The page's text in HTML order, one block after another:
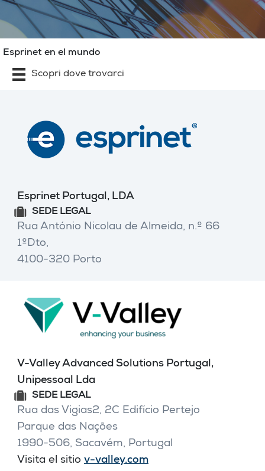
Esprinet en el mundo
Scopri dove trovarci
Esprinet Portugal, LDA
SEDE LEGAL
Rua António Nicolau de Almeida, n.º 66
1ºDto,
4100-320 Porto
V-Valley Advanced Solutions Portugal,
Unipessoal Lda
SEDE LEGAL
Rua das Vigias2, 2C Edifício Pertejo
Parque das Nações
1990-506, Sacavém, Portugal
Visita el sitio v-valley.com